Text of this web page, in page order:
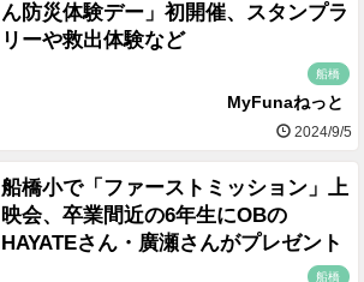
ん防災体験デー」初開催、スタンプラ
リーや救出体験など
船橋
MyFunaねっと
2024/9/5
船橋小で「ファーストミッション」上
映会、卒業間近の6年生にOBの
HAYATEさん・廣瀬さんがプレゼント
船橋